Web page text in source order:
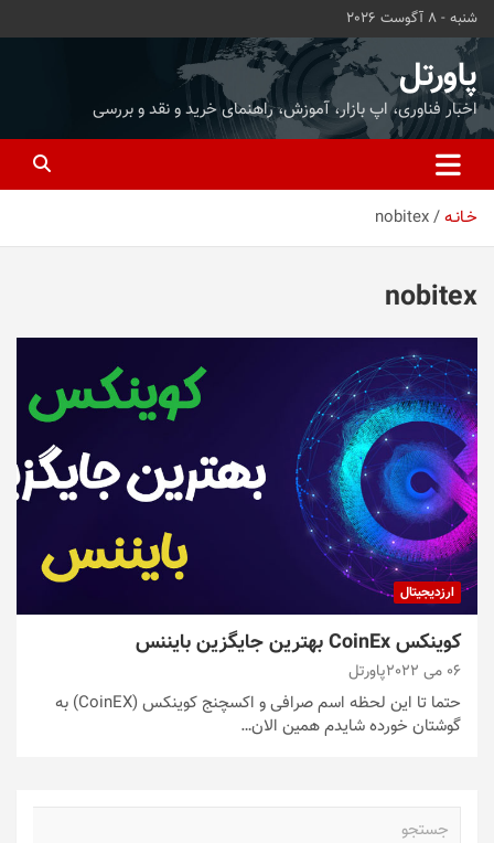
محتوا
بروید
شنبه - 8 آگوست 2026
پاورتل
اخبار فناوری، اپ بازار، آموزش، راهنمای خرید و نقد و بررسی
خـانـه nobitex
nobitex
ارزدیجیتال
کوینکس CoinEx بهترین جایگزین بایننس
06 می 2022 پاورتل
حتما تا این لحظه اسم صرافی و اکسچنج کوینکس (CoinEX) به
گوشتان خورده شایدم همین الان…